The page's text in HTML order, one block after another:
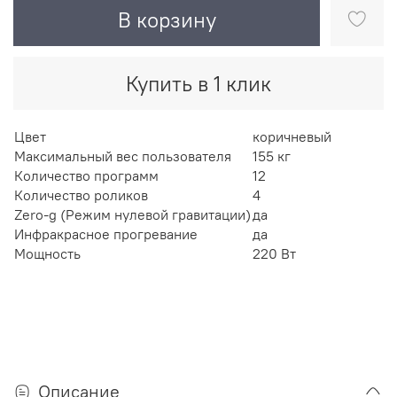
В корзину
Купить в 1 клик
Цвет
коричневый
Максимальный вес пользователя
155 кг
Количество программ
12
Количество роликов
4
Zero-g (Режим нулевой гравитации)да
Инфракрасное прогревание
да
Мощность
220 Вт
Описание